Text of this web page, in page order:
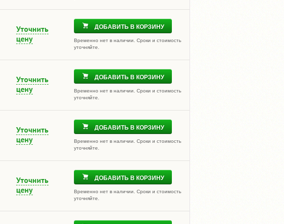
Уточнить
цену
ДОБАВИТЬ В КОРЗИНУ
Временно нет в наличии. Сроки и стоимость
уточняйте.
Уточнить
цену
ДОБАВИТЬ В КОРЗИНУ
Временно нет в наличии. Сроки и стоимость
уточняйте.
Уточнить
цену
ДОБАВИТЬ В КОРЗИНУ
Временно нет в наличии. Сроки и стоимость
уточняйте.
Уточнить
цену
ДОБАВИТЬ В КОРЗИНУ
Временно нет в наличии. Сроки и стоимость
уточняйте.